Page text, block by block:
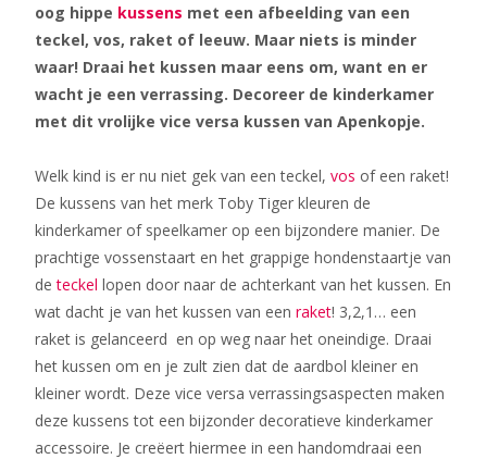
oog hippe kussens met een afbeelding van een
teckel, vos, raket of leeuw. Maar niets is minder
waar! Draai het kussen maar eens om, want en er
wacht je een verrassing. Decoreer de kinderkamer
met dit vrolijke vice versa kussen van Apenkopje.
Welk kind is er nu niet gek van een teckel, vos of een raket!
De kussens van het merk Toby Tiger kleuren de
kinderkamer of speelkamer op een bijzondere manier. De
prachtige vossenstaart en het grappige hondenstaartje van
deteckel lopen door naar de achterkant van het kussen. En
wat dacht je van het kussen van een raket! 3,2,1… een
raket is gelanceerd en op weg naar het oneindige. Draai
het kussen om en je zult zien dat de aardbol kleiner en
kleiner wordt. Deze vice versa verrassingsaspecten maken
deze kussens tot een bijzonder decoratieve kinderkamer
accessoire. Je creëert hiermee in een handomdraai een